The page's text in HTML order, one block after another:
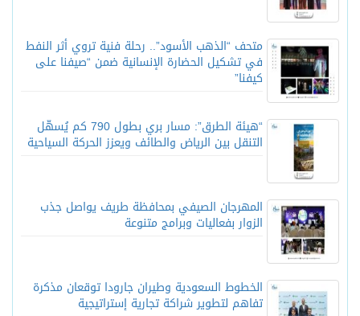
متحف “الذهب الأسود”.. رحلة فنية تروي أثر النفط
في تشكيل الحضارة الإنسانية ضمن “صيفنا على
كيفنا”
“هيئة الطرق”: مسار بري بطول 790 كم يُسهّل
التنقل بين الرياض والطائف ويعزز الحركة السياحية
المهرجان الصيفي بمحافظة طريف يواصل جذب
الزوار بفعاليات وبرامج متنوعة
الخطوط السعودية وطيران جارودا توقعان مذكرة
تفاهم لتطوير شراكة تجارية إستراتيجية